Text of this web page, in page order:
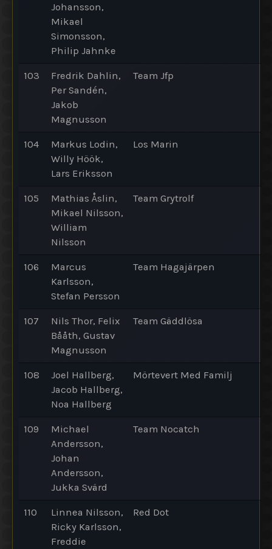
Johansson,
Mikael
Simonsson,
Philip Jahnke
103
Fredrik Dahlin,
Per Sandén,
Jakob
Magnusson
Team Jfp
104
Markus Lodin,
Willy Höök,
Lars Eriksson
Los Marin
105
Mathias Åslin,
Mikael Nilsson,
William
Nilsson
Team Grytrolf
106
Marcus
Karlsson,
Stefan Persson
Team Hagajärpen
107
Nils Thor, Felix
Bååth, Gustav
Magnusson
Team Gäddlösa
108
Joel Hallberg,
Jacob Hallberg,
Noa Hallberg
Mörtevert Med Familj
109
Michael
Andersson,
Johan
Andersson,
Jukka Svärd
Team Nocatch
110
Linnea Nilsson,
Ricky Karlsson,
Freddie
Red Dot